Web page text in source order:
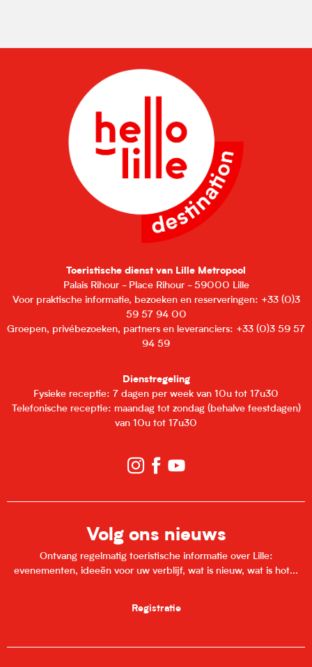
Toeristische dienst van Lille Metropool
Palais Rihour - Place Rihour - 59000 Lille
Voor praktische informatie, bezoeken en reserveringen: +33 (0)3
59 57 94 00
Groepen, privébezoeken, partners en leveranciers: +33 (0)3 59 57
94 59
Dienstregeling
Fysieke receptie: 7 dagen per week van 10u tot 17u30
Telefonische receptie: maandag tot zondag (behalve feestdagen)
van 10u tot 17u30
Volg ons nieuws
Ontvang regelmatig toeristische informatie over Lille:
evenementen, ideeën voor uw verblijf, wat is nieuw, wat is hot...
Registratie